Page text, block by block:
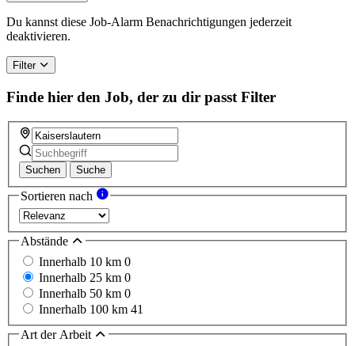
Du kannst diese Job-Alarm Benachrichtigungen jederzeit
deaktivieren.
Filter
Finde hier den Job, der zu dir passt Filter
Suchen Suche
Sortieren nach
Abstände
Innerhalb 10 km 0
Innerhalb 25 km 0
Innerhalb 50 km 0
Innerhalb 100 km 41
Art der Arbeit